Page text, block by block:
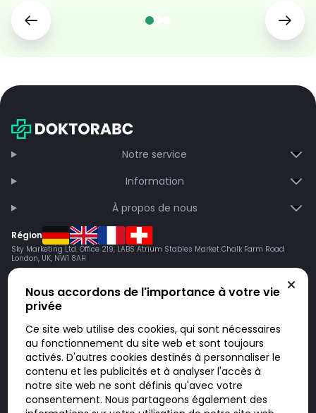
Notre service
Information
À propos de nous
Région
Sky Marketing Ltd. Office 219, LABS Atrium Stables Market Chalk Farm Road
London, UK, NW1 8AH
Doktorabc.com est une plateforme de mise en relation et n’est pas une
pharmacie en ligne. Nous ne vendons ni ne livrons de médicaments ou
autres produits. Les informations sur les produits, médicaments et prix
n’ont pas valeur d’offre. Vous êtes responsable du respect des lois en
vigueur dans votre pays. L’utilisation du site se fait à vos risques et sous
Nous accordons de l'importance à votre vie
privée
Ce site web utilise des cookies, qui sont nécessaires
au fonctionnement du site web et sont toujours
activés. D'autres cookies destinés à personnaliser le
contenu et les publicités et à analyser l'accès à
notre site web ne sont définis qu'avec votre
consentement. Nous partageons également des